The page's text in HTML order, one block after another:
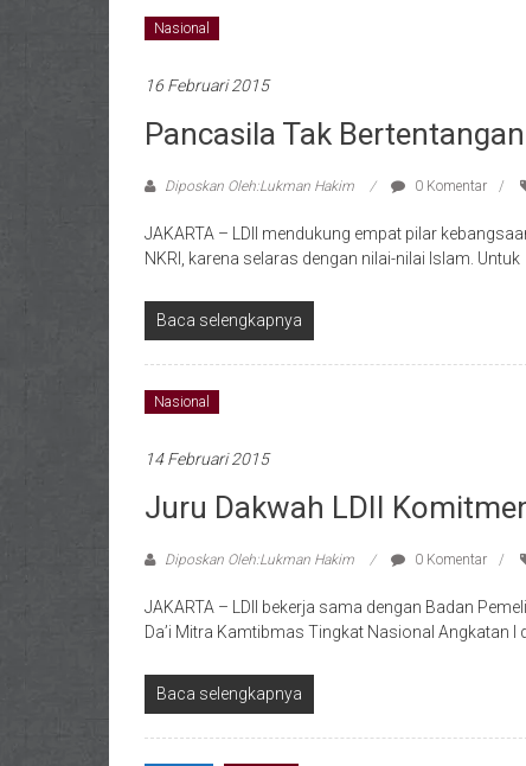
Nasional
16 Februari 2015
Pancasila Tak
Diposkan Oleh:Lukman Hakim 0 Komentar
JAKARTA – LDII mendukung empat pilar
NKRI, karena selaras dengan nilai-nilai Islam. Untuk
Baca selengkapnya
Nasional
14 Februari 2015
Juru Dakwah LDII
Diposkan Oleh:Lukman Hakim 0 Komentar
JAKARTA – LDII bekerja sama dengan Badan
Da’i Mitra Kamtibmas Tingkat Nasional Angkatan I
Baca selengkapnya